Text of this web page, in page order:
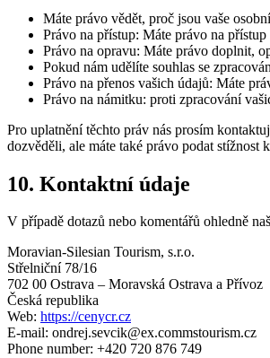
Máte právo vědět, proč jsou vaše
Právo na přístup: Máte právo na
Právo na opravu: Máte právo doplnit,
Pokud nám udělíte souhlas se
Právo na přenos vašich údajů: Máte
Právo na námitku: proti zpracování
Pro uplatnění těchto práv nás prosím
dozvěděli, ale máte také právo podat
10. Kontaktní údaje
V případě dotazů nebo komentářů ohledně
Moravian-Silesian Tourism, s.r.o.
Střelniční 78/16
702 00 Ostrava – Moravská Ostrava a Přívoz
Česká republika
Web: https://cenycr.cz
E-mail: ondrej.sevcik@ex.commstourism.cz
Phone number: +420 720 876 749